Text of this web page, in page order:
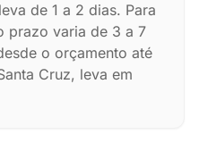
de 1 a 2 dias. Para
prazo varia de 3 a 7
o orçamento até
Cruz, leva em